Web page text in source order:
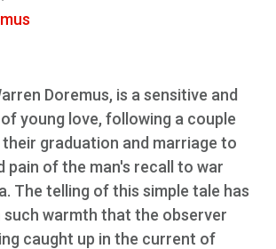
Doremus, is a sensitive and
young love, following a couple
graduation and marriage to
pain of the man's recall to war
The telling of this simple tale has
such warmth that the observer
caught up in the current of